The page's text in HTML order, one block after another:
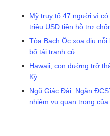
Mỹ truy tố 47 người vì
triệu USD tiền hỗ trợ
Tòa Bạch Ốc xoa dịu nỗi
bố tái tranh cử
Hawaii, con đường trở
Kỳ
Ngũ Giác Đài: Ngăn
nhiệm vụ quan trọng